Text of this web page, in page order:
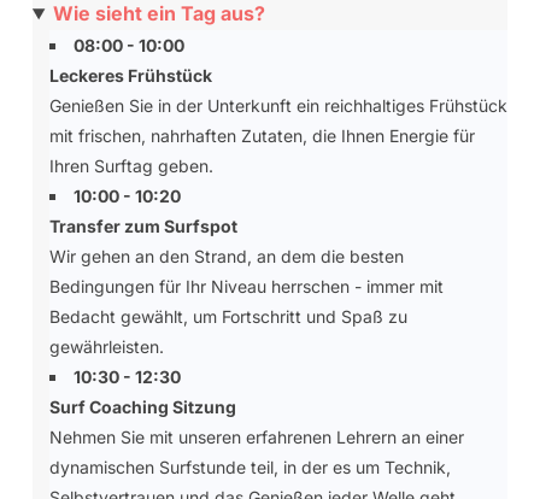
Wie sieht ein Tag aus?
08:00 - 10:00
Leckeres Frühstück
Genießen Sie in der Unterkunft ein reichhaltiges Frühstück
mit frischen, nahrhaften Zutaten, die Ihnen Energie für
Ihren Surftag geben.
10:00 - 10:20
Transfer zum Surfspot
Wir gehen an den Strand, an dem die besten
Bedingungen für Ihr Niveau herrschen - immer mit
Bedacht gewählt, um Fortschritt und Spaß zu
gewährleisten.
10:30 - 12:30
Surf Coaching Sitzung
Nehmen Sie mit unseren erfahrenen Lehrern an einer
dynamischen Surfstunde teil, in der es um Technik,